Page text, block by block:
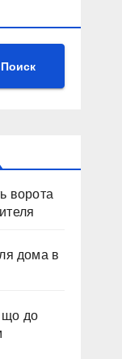
Поиск
ворота
дома в
до